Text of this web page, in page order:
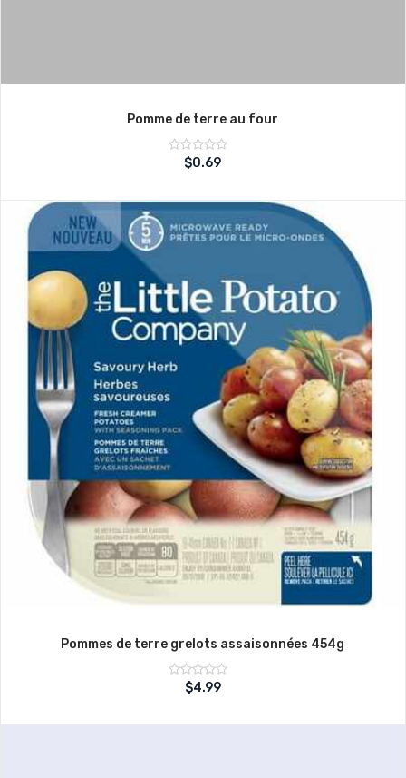
Pomme de terre au four
Note
sur
$0.69
Pommes de terre grelots assaisonnées 454g
Note
sur
$4.99